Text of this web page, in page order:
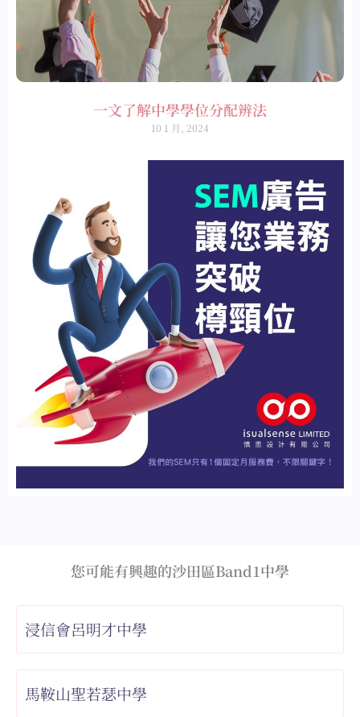
一文了解中學學位分配辨法
10 1 月, 2024
您可能有興趣的沙田區Band1中學
浸信會呂明才中學
馬鞍山聖若瑟中學